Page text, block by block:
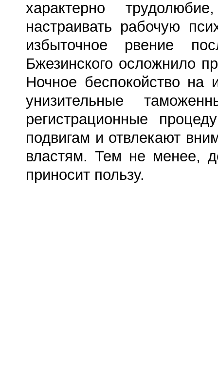
характерно
настраивать рабочую
избыточное рвение
Бжезинского осложнило
Ночное беспокойство на
унизительные
регистрационные
подвигам и отвлекают
властям. Тем не менее,
приносит пользу.